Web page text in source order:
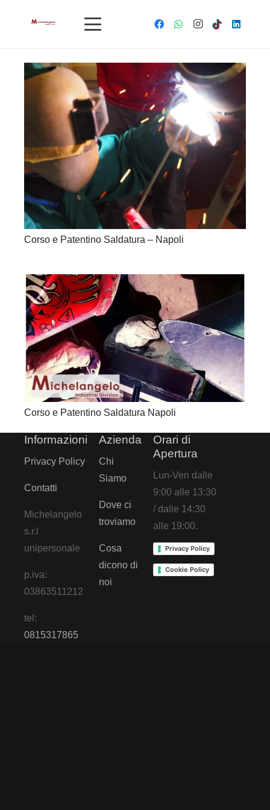
Corso e Patentino Saldatura – Napoli
Corso e Patentino Saldatura Napoli
Informazioni
Privacy Policy
Contatti
Michelangelo
s.r.l
unipersonale
p.iva:
03863511212
tel:
0815317865
Azienda
Chi
Siamo
Dove ci
troviamo
Cosa
dicono di
noi
Orari di
Apertura
Lun-Ven dalle
9:00 alle 13:30
/ dalle 14:30
alle 19:00.
Privacy Policy
Cookie Policy